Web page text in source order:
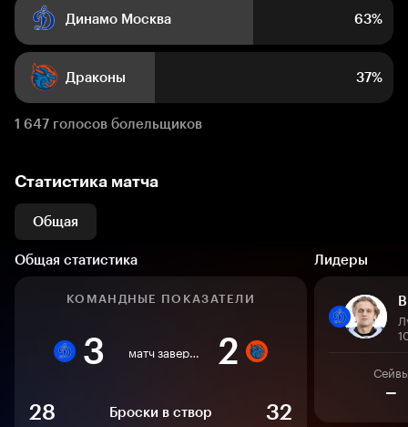
Динамо Москва 63%
Драконы 37%
1 647 голосов болельщиков
Статистика матча
Общая
Общая статистика Лидеры
КОМАНДНЫЕ ПОКАЗАТЕЛИ
3 матч завершен 2
28 Броски в створ
32
–